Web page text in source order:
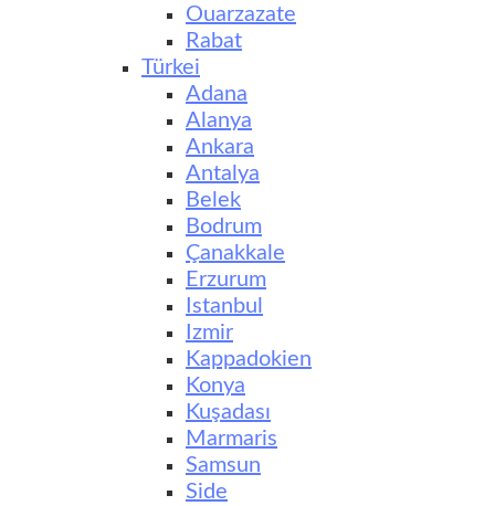
Ouarzazate
Rabat
Türkei
Adana
Alanya
Ankara
Antalya
Belek
Bodrum
Çanakkale
Erzurum
Istanbul
Izmir
Kappadokien
Konya
Kuşadası
Marmaris
Samsun
Side